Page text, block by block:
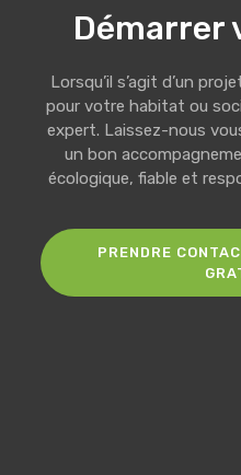
Démarrer
Lorsqu’il s’agit d’un
pour votre habitat ou
expert. Laissez-nous
un bon
écologique, fiable et
PRENDRE